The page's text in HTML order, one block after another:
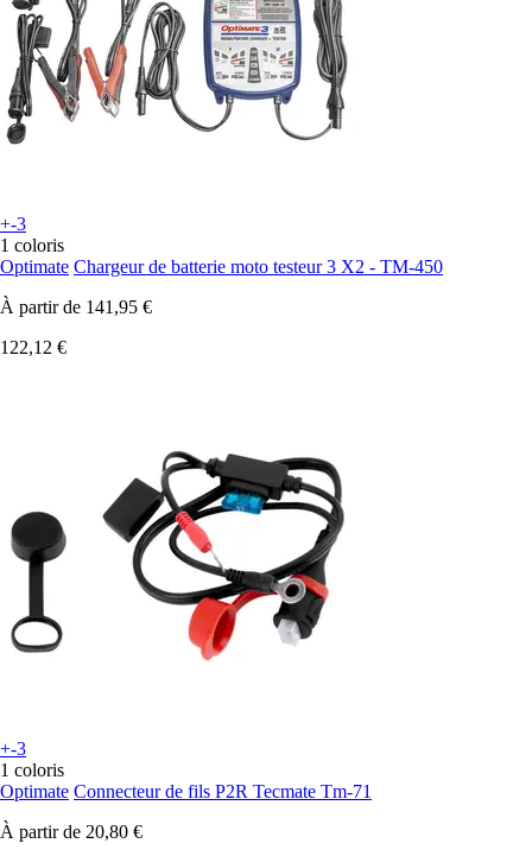
+-3
1 coloris
Optimate Chargeur de batterie moto testeur 3 X2 - TM-450
À partir de 141,95 €
122,12 €
+-3
1 coloris
Optimate Connecteur de fils P2R Tecmate Tm-71
À partir de 20,80 €